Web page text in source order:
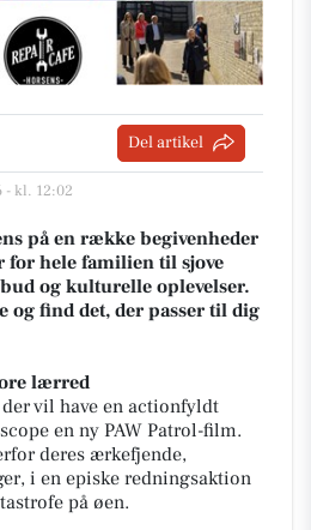
Del artikel
- kl. 12:02
på en række begivenheder
hele familien til sjove
og kulturelle oplevelser.
og find det, der passer til dig
lærred
vil have en actionfyldt
en ny PAW Patrol-film.
deres ærkefjende,
i en episke redningsaktion
på øen.